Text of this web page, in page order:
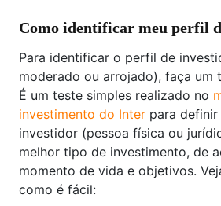
Como identificar meu perfil
Para identificar o perfil de
moderado ou arrojado), faça um
É um teste simples realizado no
investimento do Inter para
investidor (pessoa física ou
melhor tipo de investimento, de
momento de vida e objetivos.
como é fácil: